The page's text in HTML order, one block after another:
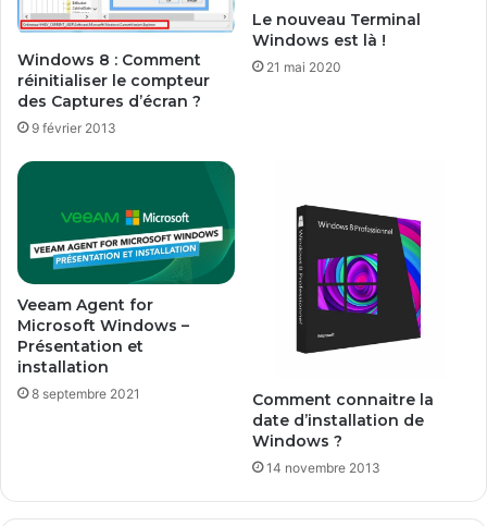
Windows 8 : Comment
réinitialiser le compteur
des Captures d’écran ?
9 février 2013
Le nouveau Terminal
Windows est là !
21 mai 2020
Veeam Agent for
Microsoft Windows –
Présentation et
installation
8 septembre 2021
Comment connaitre la
date d’installation de
Windows ?
14 novembre 2013